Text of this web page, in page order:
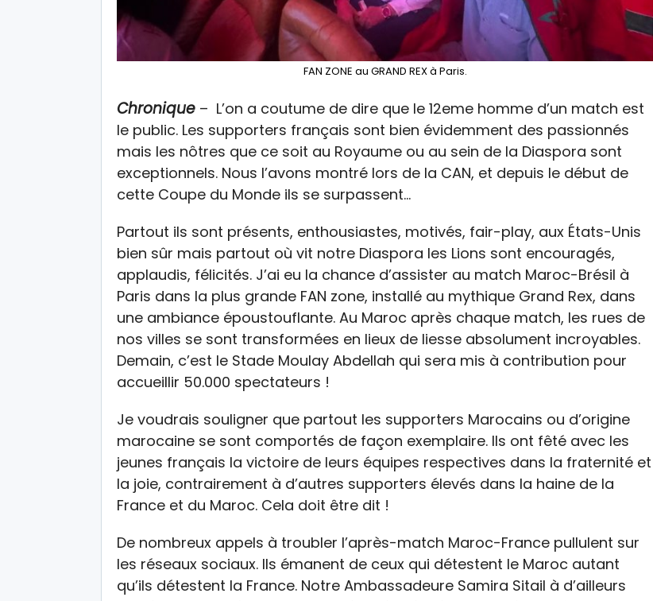
FAN ZONE au GRAND REX à Paris.
Chronique – L’on a coutume de dire que le 12eme homme d’un match est
le public. Les supporters français sont bien évidemment des passionnés
mais les nôtres que ce soit au Royaume ou au sein de la Diaspora sont
exceptionnels. Nous l’avons montré lors de la CAN, et depuis le début de
cette Coupe du Monde ils se surpassent…
Partout ils sont présents, enthousiastes, motivés, fair-play, aux États-Unis
bien sûr mais partout où vit notre Diaspora les Lions sont encouragés,
applaudis, félicités. J’ai eu la chance d’assister au match Maroc-Brésil à
Paris dans la plus grande FAN zone, installé au mythique Grand Rex, dans
une ambiance époustouflante. Au Maroc après chaque match, les rues de
nos villes se sont transformées en lieux de liesse absolument incroyables.
Demain, c’est le Stade Moulay Abdellah qui sera mis à contribution pour
accueillir 50.000 spectateurs !
Je voudrais souligner que partout les supporters Marocains ou d’origine
marocaine se sont comportés de façon exemplaire. Ils ont fêté avec les
jeunes français la victoire de leurs équipes respectives dans la fraternité et
la joie, contrairement à d’autres supporters élevés dans la haine de la
France et du Maroc. Cela doit être dit !
De nombreux appels à troubler l’après-match Maroc-France pullulent sur
les réseaux sociaux. Ils émanent de ceux qui détestent le Maroc autant
qu’ils détestent la France. Notre Ambassadeure Samira Sitail à d’ailleurs